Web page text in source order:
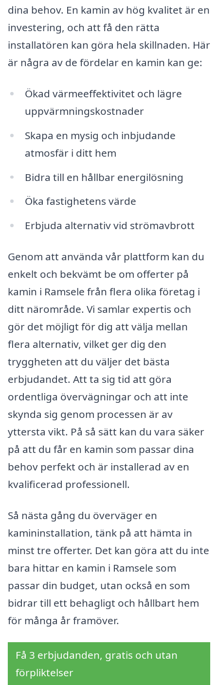
dina behov. En kamin av hög kvalitet är en
investering, och att få den rätta
installatören kan göra hela skillnaden. Här
är några av de fördelar en kamin kan ge:
Ökad värmeeffektivitet och lägre
uppvärmningskostnader
Skapa en mysig och inbjudande
atmosfär i ditt hem
Bidra till en hållbar energilösning
Öka fastighetens värde
Erbjuda alternativ vid strömavbrott
Genom att använda vår plattform kan du
enkelt och bekvämt be om offerter på
kamin i Ramsele från flera olika företag i
ditt närområde. Vi samlar expertis och
gör det möjligt för dig att välja mellan
flera alternativ, vilket ger dig den
tryggheten att du väljer det bästa
erbjudandet. Att ta sig tid att göra
ordentliga övervägningar och att inte
skynda sig genom processen är av
yttersta vikt. På så sätt kan du vara säker
på att du får en kamin som passar dina
behov perfekt och är installerad av en
kvalificerad professionell.
Så nästa gång du överväger en
kamininstallation, tänk på att hämta in
minst tre offerter. Det kan göra att du inte
bara hittar en kamin i Ramsele som
passar din budget, utan också en som
bidrar till ett behagligt och hållbart hem
för många år framöver.
Få 3 erbjudanden, gratis och utan
förpliktelser